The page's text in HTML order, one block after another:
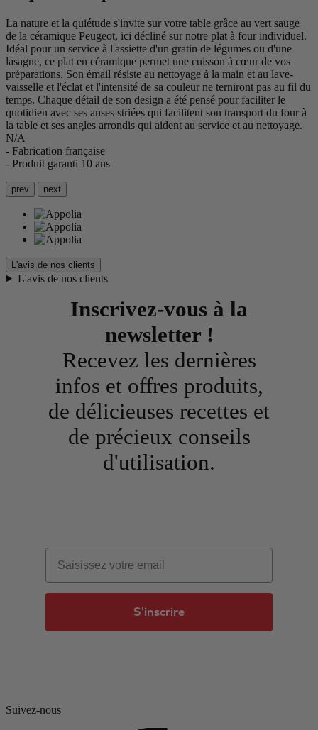
La nature et la quiétude s'invite sur votre table grâce au vert sauge
de la céramique Peugeot, ici décliné sur notre plat à four individuel.
Idéal pour un service à l'assiette d'un gratin de légumes ou d'une
lasagne, ce plat en céramique permet une cuisson à cœur de vos
préparations. Son émail résiste au nettoyage à la main et au lave-
vaisselle et l'éclat et l'intensité de sa couleur ne terniront pas au fil du
temps. Chaque détail de son design a été pensé pour faciliter le
quotidien avec ses anses striées qui facilitent son transport du four à
la table et ses angles arrondis qui aident au service et au nettoyage.
N/A
- Fabrication française
- Produit garanti 10 ans
prev next
L'avis de nos clients
L'avis de nos clients
Inscrivez-vous à la
newsletter !
Recevez les dernières
infos et offres produits,
de délicieuses recettes et
de précieux conseils
d'utilisation.
Email
S'inscrire
Suivez-nous